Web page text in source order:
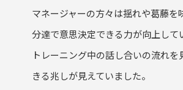
マネージャーの方々は揺れや葛藤を
分達で意思決定できる力が向上して
トレーニング中の話し合いの流れを
きる兆しが見えていました。